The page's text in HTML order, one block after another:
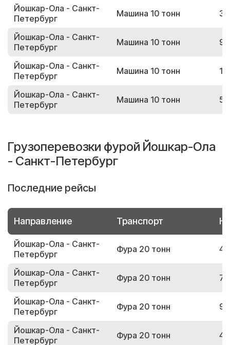
Йошкар-Ола - Санкт-
Петербург
Машина 10 тонн
Йошкар-Ола - Санкт-
Петербург
Машина 10 тонн
Йошкар-Ола - Санкт-
Петербург
Машина 10 тонн
Йошкар-Ола - Санкт-
Петербург
Машина 10 тонн
Грузоперевозки фурой Йошкар-Ола
- Санкт-Петербург
Последние рейсы
Направление Транспорт
Йошкар-Ола - Санкт-
Петербург
Фура 20 тонн
Йошкар-Ола - Санкт-
Петербург
Фура 20 тонн
Йошкар-Ола - Санкт-
Петербург
Фура 20 тонн
Йошкар-Ола - Санкт-
Петербург
Фура 20 тонн